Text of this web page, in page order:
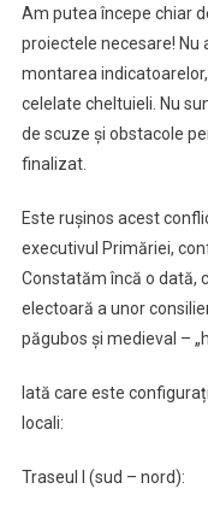
Am putea începe chiar
proiectele necesare! Nu
montarea
celelate cheltuieli. Nu
de scuze și obstacole
finalizat.
Este rușinos acest
executivul Primăriei,
Constatăm încă o dată,
electoară a unor
păgubos și medieval –
Iată care este
locali:
Traseul I (sud – nord):